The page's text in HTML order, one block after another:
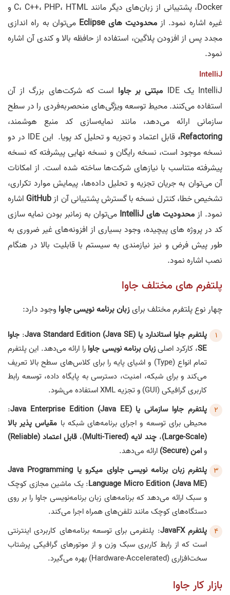
Docker، پشتیبانی از زبان‌های دیگر مانند C، C++، PHP، HTML و
غیره اشاره نمود. ازمحدودیت های Eclipse
می‌توان به راه اندازی
مجدد پس از افزودن پلاگین، استفاده از حافظه بالا و کندی آن اشاره
نمود.
IntelliJ
IntelliJ یک IDE مبتنی بر جاوا است که شرکت‌های بزرگ از آن
استفاده می‌کنند. محیط توسعه ویژگی‌های منحصربه‌فردی را در سطح
سازمانی ارائه می‌دهد، مانند نمایه‌سازی کد منبع هوشمند،
Refactoring،
قابل اعتماد و تجزیه و تحلیل کد پویا. این IDE در دو
نسخه موجود است، نسخه رایگان و نسخه نهایی پیشرفته که نسخه
پیشرفته متناسب با نیازهای شرکت‌ها ساخته شده است. از امکانات
آن می‌توان به جریان تجزیه و تحلیل داده‌ها، پیمایش موارد تکراری،
تشخیص خطا، کنترل نسخه با گسترش پشتیبانی آن ازGitHub اشاره
نمود. از محدودیت های IntelliJ
می‌توان به زمانبر بودن نمایه سازی
کد در پروژه های پیچیده، وجود بسیاری از افزونه‌های غیر ضروری به
طور پیش فرض و نیز نیازمندی به سیستم با قابلیت بالا در هنگام
نصب اشاره نمود.
پلتفرم های مختلف جاوا
چهار نوع پلتفرم مختلف برایزبان برنامه نویسی جاوا وجود دارد:
پلتفرم جاوا استاندارد یا Java Standard Edition (Java SE) : جاوا
SE، کارکرد اصلیزبان برنامه نویسی جاوا را ارائه می‌دهد. این پلتفرم
تمام انواع (Type) و اشیای پایه را برای کلاس‌های سطح بالا تعریف
می‌کند و برای شبکه، امنیت، دسترسی به پایگاه داده، توسعه رابط
کاربری گرافیکی (GUI) و تجزیه XML استفاده می‌شود.
پلتفرم جاوا سازمانی یا Java Enterprise Edition (Java EE)
:
محیطی برای توسعه و اجرای برنامه‌های شبکه با مقیاس پذیر بالا
(Large-Scale)
، چند لایه (Multi-Tiered) ، قابل اعتماد (Reliable)
وامن (Secure)
ارائه می‌دهد.
پلتفرم زبان برنامه نویسی جاوای میکرو یا Java Programming
Language Micro Edition (Java ME): یک ماشین مجازی کوچک
و سبک ارائه می‌دهد که برنامه‌های زبان برنامه‌نویسی جاوا را بر روی
دستگاه‌های کوچک مانند تلفن‌های همراه اجرا می‌کند.
پلتفرم JavaFX
: پلتفرمی برای توسعه برنامه‌های کاربردی اینترنتی
است که از رابط کاربری سبک وزن و از موتورهای گرافیکی پرشتاب
سخت‌افزاری (Hardware-Accelerated) بهره می‌گیرد.
بازار کار جاوا